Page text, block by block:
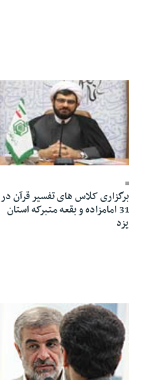
29 Tir 1391 - 14:09
برگزاری کلاس های تفسیر قرآن در
31 امامزاده و بقعه متبرکه استان
یزد